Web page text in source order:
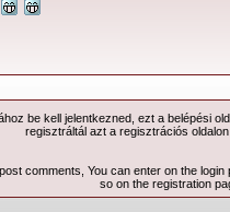
be kell jelentkezned, ezt a belépési
regisztráltál azt a regisztrációs
comments, You can enter on the login
so on the registration